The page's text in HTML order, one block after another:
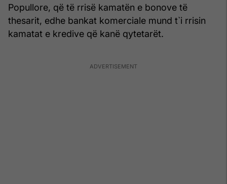
Popullore, që të rrisë kamatën e bonove të
thesarit, edhe bankat komerciale mund t`i rrisin
kamatat e kredive që kanë qytetarët.